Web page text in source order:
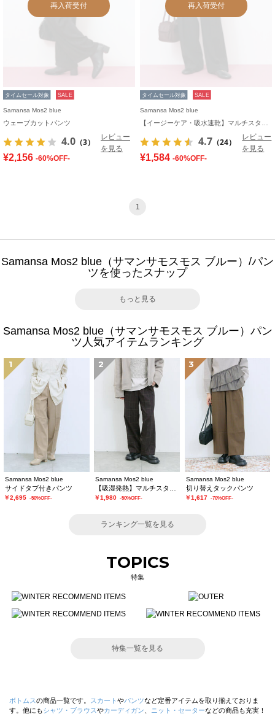
再入荷受付
タイムセール対象 SALE
Samansa Mos2 blue
ウェーブカットパンツ
4.0 （3）
レビュー
を見る
¥2,156 -60%OFF-
再入荷受付
タイムセール対象 SALE
Samansa Mos2 blue
4.7 （24）
レビュー
を見る
¥1,584 -60%OFF-
1
Samansa Mos2 blue（サマンサモスモス ブルー）/パン
ツを使ったスナップ
もっと見る
Samansa Mos2 blue（サマンサモスモス ブルー）パン
ツ人気アイテムランキング
1
Samansa Mos2 blue
サイドタブ付きパンツ
￥2,695 -50%OFF-
2
Samansa Mos2 blue
￥1,980 -50%OFF-
3
Samansa Mos2 blue
切り替えタックパンツ
￥1,617 -70%OFF-
ランキング一覧を見る
TOPICS
特集
特集一覧を見る
ボトムスの商品一覧です。 スカート やパンツなど定番アイテムを取り揃えておりま
す。他にもシャツ・ブラウスやカーディガン ニット・セーターなどの商品も充実！